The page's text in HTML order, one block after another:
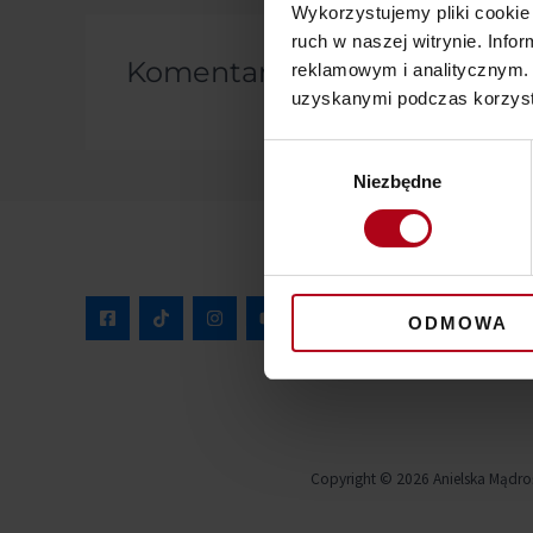
Wykorzystujemy pliki
ruch w naszej witrynie.
reklamowym i
uzyskanymi podczas
Niezbędne
ODMOWA
Komentarze
Copyright © 2026 Anielska